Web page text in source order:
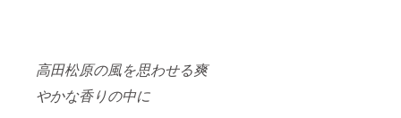
高田松原の風を思わせる爽
やかな香りの中に